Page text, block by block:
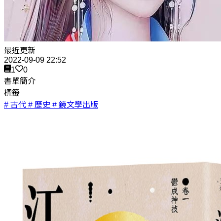
最近更新
2022-09-09 22:52
1
0
書單簡介
標籤
# 古代 # 歷史 # 鏡文學出版